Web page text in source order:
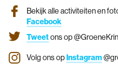
Bekijk alle activiteiten en
Facebook
Tweetons op
Volg ons opInstagram